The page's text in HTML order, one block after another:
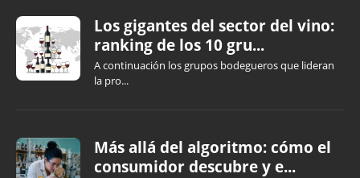
Los gigantes del sector del vino:
ranking de los 10 gru...
A continuación los grupos bodegueros que lideran
la pro...
Más allá del algoritmo: cómo el
consumidor descubre y e...